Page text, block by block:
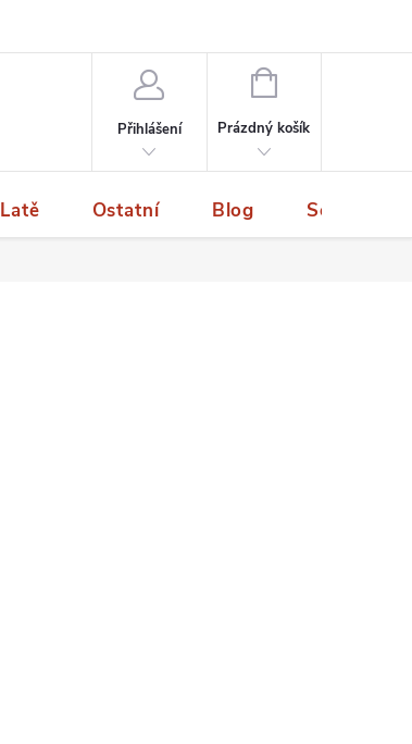
Přihlášení
NÁKUPNÍ
Prázdný košík
Latě Ostatní Blog Servis a